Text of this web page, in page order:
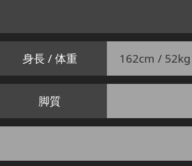
身長 / 体重 162cm / 52kg
脚質